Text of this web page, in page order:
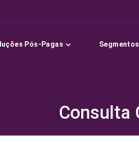
Pós-Pagas Segmentos
Consulta